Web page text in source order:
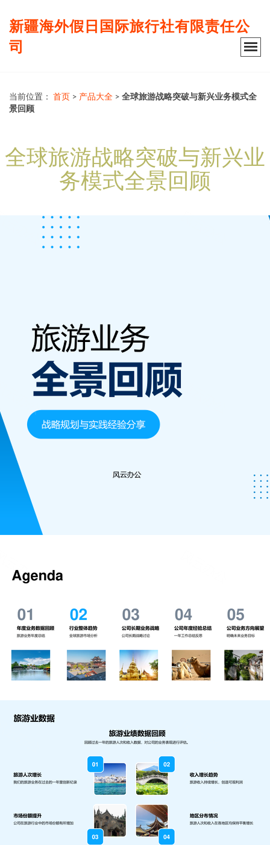
新疆海外假日国际旅行社有限责任公
司
当前位置： 首页 > 产品大全 > 全球旅游战略突破与新兴业务模式全
景回顾
全球旅游战略突破与新兴业
务模式全景回顾